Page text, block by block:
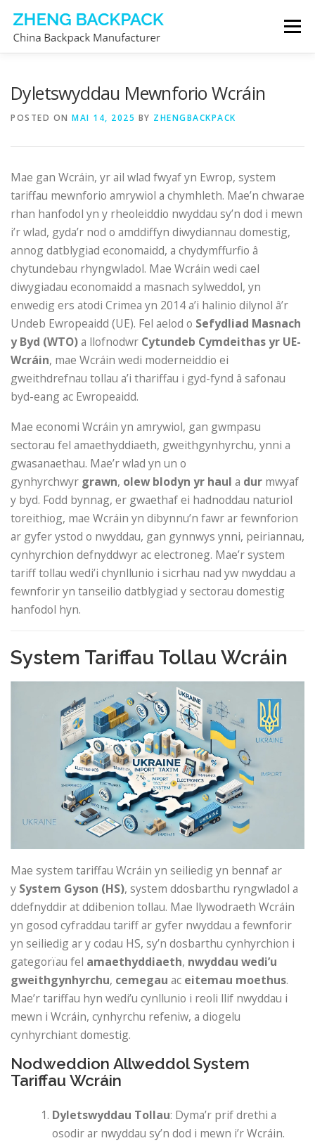
content
Menu
Dyletswyddau Mewnforio Wcráin
POSTED ON MAI 14, 2025 BY ZHENGBACKPACK
Mae gan Wcráin, yr ail wlad fwyaf yn Ewrop, system
tariffau mewnforio amrywiol a chymhleth. Mae’n chwarae
rhan hanfodol yn y rheoleiddio nwyddau sy’n dod i mewn
i’r wlad, gyda’r nod o amddiffyn diwydiannau domestig,
annog datblygiad economaidd, a chydymffurfio â
chytundebau rhyngwladol. Mae Wcráin wedi cael
diwygiadau economaidd a masnach sylweddol, yn
enwedig ers atodi Crimea yn 2014 a’i halinio dilynol â’r
Undeb Ewropeaidd (UE). Fel aelod o Sefydliad Masnach
y Byd (WTO)a llofnodwr Cytundeb Cymdeithas yr UE-
Wcráin, mae Wcráin wedi moderneiddio ei
gweithdrefnau tollau a’i thariffau i gyd-fynd â safonau
byd-eang ac Ewropeaidd.
Mae economi Wcráin yn amrywiol, gan gwmpasu
sectorau fel amaethyddiaeth, gweithgynhyrchu, ynni a
gwasanaethau. Mae’r wlad yn un o
gynhyrchwyr grawn, olew blodyn yr haul a dur mwyaf
y byd. Fodd bynnag, er gwaethaf ei hadnoddau naturiol
toreithiog, mae Wcráin yn dibynnu’n fawr ar fewnforion
ar gyfer ystod o nwyddau, gan gynnwys ynni, peiriannau,
cynhyrchion defnyddwyr ac electroneg. Mae’r system
tariff tollau wedi’i chynllunio i sicrhau nad yw nwyddau a
fewnforir yn tanseilio datblygiad y sectorau domestig
hanfodol hyn.
System Tariffau Tollau Wcráin
Mae system tariffau Wcráin yn seiliedig yn bennaf ar
y System Gyson (HS), system ddosbarthu ryngwladol a
ddefnyddir at ddibenion tollau. Mae llywodraeth Wcráin
yn gosod cyfraddau tariff ar gyfer nwyddau a fewnforir
yn seiliedig ar y codau HS, sy’n dosbarthu cynhyrchion i
gategorïau fel amaethyddiaeth, nwyddau wedi’u
gweithgynhyrchu, cemegau ac eitemau moethus.
Mae’r tariffau hyn wedi’u cynllunio i reoli llif nwyddau i
mewn i Wcráin, cynhyrchu refeniw, a diogelu
cynhyrchiant domestig.
Nodweddion Allweddol System
Tariffau Wcráin
Dyletswyddau Tollau: Dyma’r prif drethi a
osodir ar nwyddau sy’n dod i mewn i’r Wcráin.